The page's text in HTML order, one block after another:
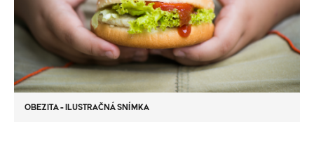
OBEZITA - ILUSTRAČNÁ SNÍMKA